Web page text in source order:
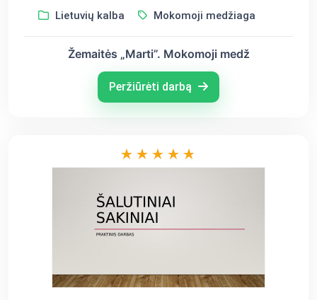
Lietuvių kalba Mokomoji medžiaga
Žemaitės „Marti”. Mokomoji medž
Peržiūrėti darbą